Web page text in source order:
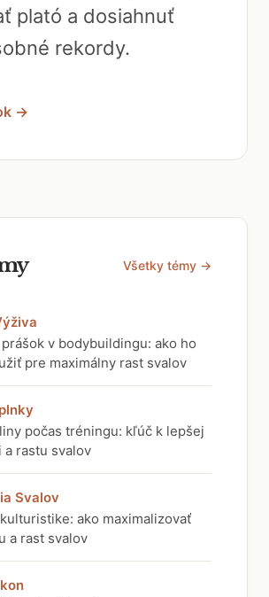
plató a dosiahnuť
rekordy.
→
Všetky témy →
v bodybuildingu: ako ho
pre maximálny rast svalov
počas tréningu: kľúč k lepšej
a rastu svalov
Svalov
ako maximalizovať
a rast svalov